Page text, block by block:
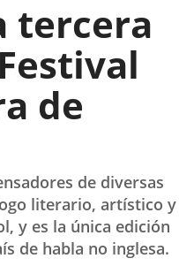
tercera
de
de diversas
literario, artístico y
y es la única edición
de habla no inglesa.